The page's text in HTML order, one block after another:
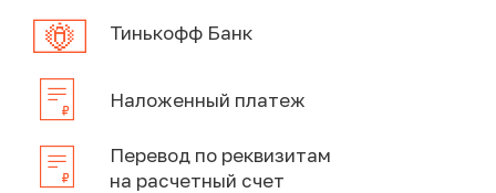
Тинькофф Банк
Наложенный платеж
Перевод по реквизитам
на расчетный счет